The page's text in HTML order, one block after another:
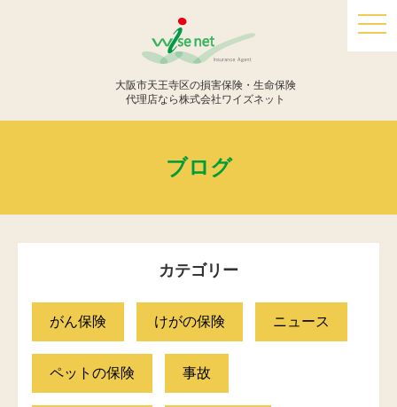
大阪市天王寺区の損害保険・生命保険
代理店なら株式会社ワイズネット
ブログ
カテゴリー
がん保険 けがの保険 ニュース
ペットの保険 事故